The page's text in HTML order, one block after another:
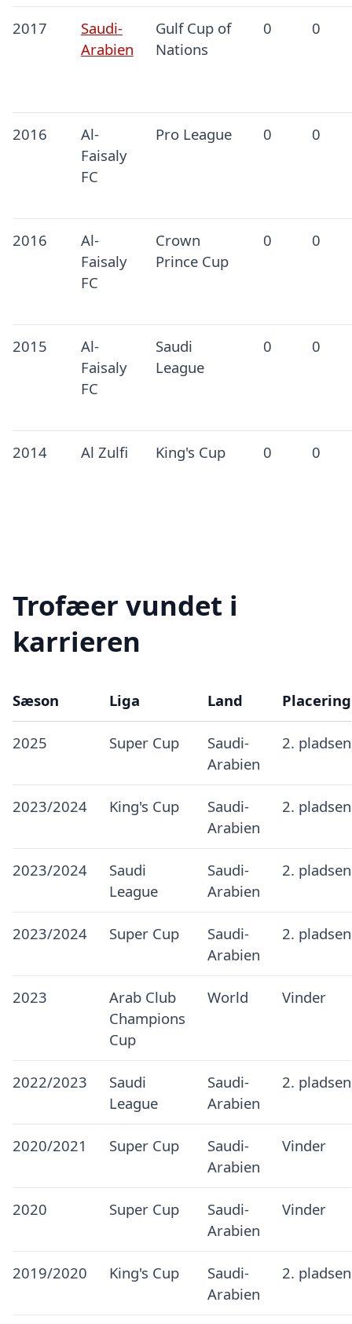
2017
Saudi-
Arabien
Gulf Cup of
Nations
0 0
2016
Al-
Faisaly
FC
Pro League 0 0
2016
Al-
Faisaly
FC
Crown
Prince Cup
0 0
2015
Al-
Faisaly
FC
Saudi
League
0 0
2014 Al Zulfi King's Cup 0 0
Trofæer vundet i
karrieren
Sæson Liga Land Placering
2025 Super Cup
Saudi-
Arabien
2. pladsen
2023/2024 King's Cup
Saudi-
Arabien
2. pladsen
2023/2024
Saudi
League
Saudi-
Arabien
2. pladsen
2023/2024 Super Cup
Saudi-
Arabien
2. pladsen
2023
Arab Club
Champions
Cup
World Vinder
2022/2023
Saudi
League
Saudi-
Arabien
2. pladsen
2020/2021 Super Cup
Saudi-
Arabien
Vinder
2020 Super Cup
Saudi-
Arabien
Vinder
2019/2020 King's Cup
Saudi-
Arabien
2. pladsen